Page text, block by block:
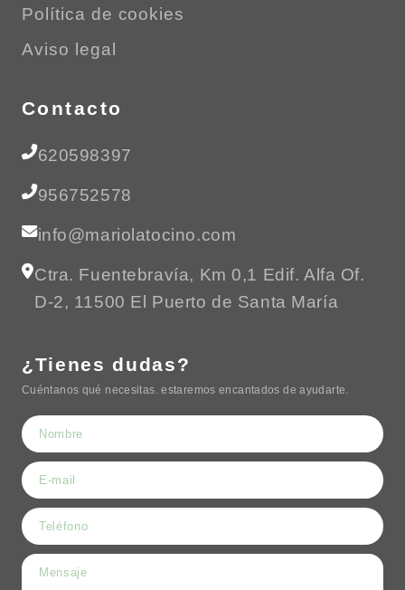
Política de cookies
Aviso legal
Contacto
620598397
956752578
info@mariolatocino.com
Ctra. Fuentebravía, Km 0,1 Edif. Alfa Of.
D-2, 11500 El Puerto de Santa María
¿Tienes dudas?
Cuéntanos qué necesitas. estaremos encantados de ayudarte.